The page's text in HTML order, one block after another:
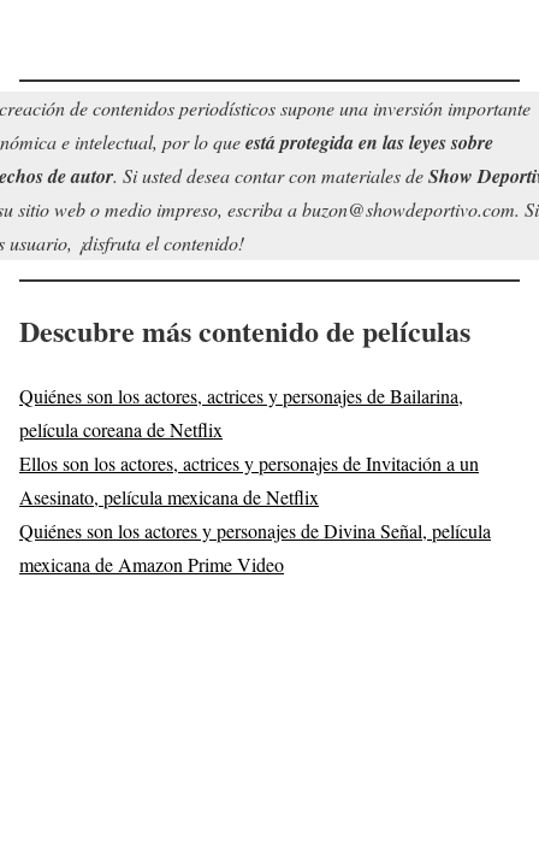
de contenidos periodísticos supone una inversión importante
e intelectual, por lo queestá protegida en las leyes sobre
de autor. Si usted desea contar con materiales deShow
sitio web o medio impreso, escriba a buzon@showdeportivo.com. Si
usuario, ¡disfruta el contenido!
Descubre más contenido de películas
Quiénes son los actores, actrices y personajes de Bailarina,
película coreana de Netflix
Ellos son los actores, actrices y personajes de Invitación a un
Asesinato, película mexicana de Netflix
Quiénes son los actores y personajes de Divina Señal, película
mexicana de Amazon Prime Video